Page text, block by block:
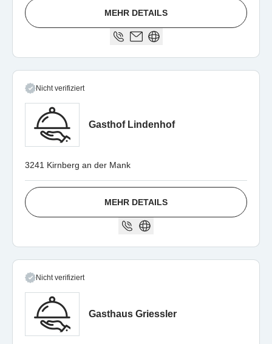
MEHR DETAILS
Nicht verifiziert
Gasthof Lindenhof
3241 Kirnberg an der Mank
MEHR DETAILS
Nicht verifiziert
Gasthaus Griessler